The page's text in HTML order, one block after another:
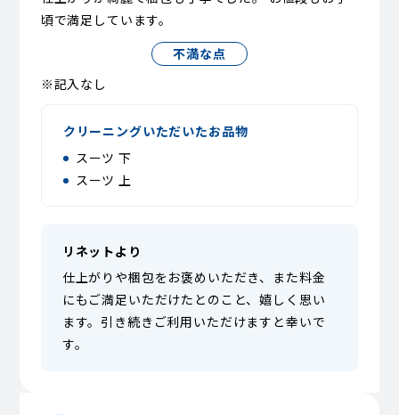
頃で満足しています。
不満な点
※記入なし
クリーニングいただいたお品物
スーツ 下
スーツ 上
リネットより
仕上がりや梱包をお褒めいただき、また料金
にもご満足いただけたとのこと、嬉しく思い
ます。引き続きご利用いただけますと幸いで
す。